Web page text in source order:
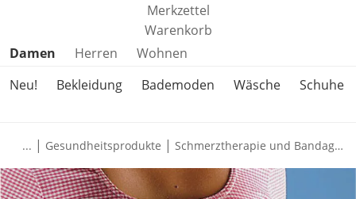
Merkzettel
Warenkorb
Produktkategorien überspringen
Damen Herren
Wohnen
Neu!
Bekleidung Bademoden Wäsche Schuhe
... | Gesundheitsprodukte | Schmerztherapie und Bandagen